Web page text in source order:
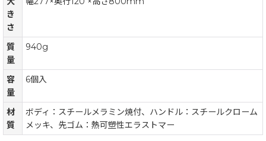
き
さ
質
量
940g
容
量
6個入
材
質
ボディ：スチールメラミン焼付、ハンドル：スチールクローム
メッキ、先ゴム：熱可塑性エラストマー